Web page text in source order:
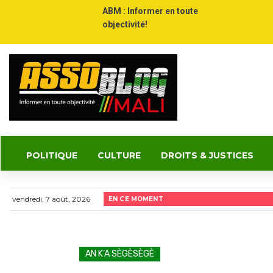
ABM : Informer en toute
objectivité!
POLITIQUE CULTURE DROITS & JUSTICES
vendredi, 7 août, 2026 EN CE MOMENT
AN K’A SÈGÈSÈGÈ